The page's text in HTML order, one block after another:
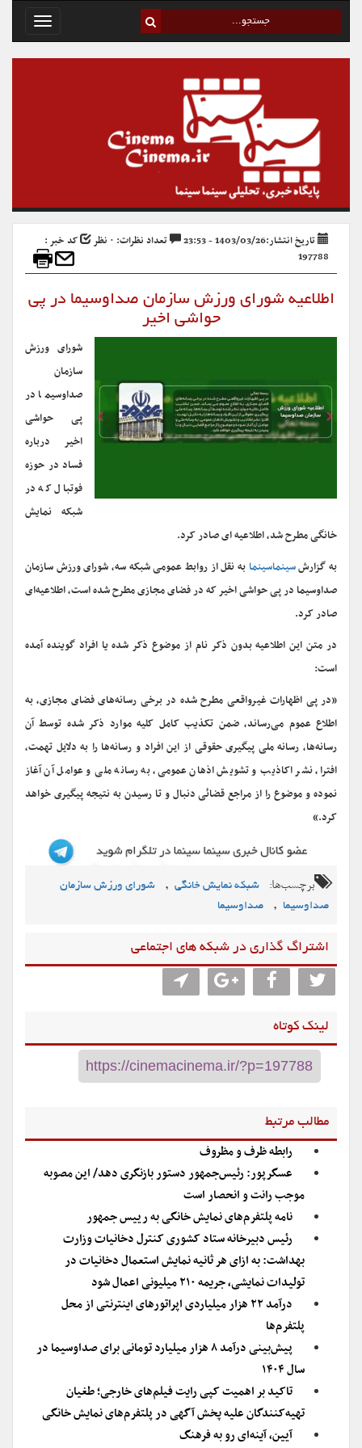
Toggle
تاریخ انتشار:1403/03/26 - 23:53 تعداد نظرات: ۰ نظر
کد خبر :
197788
اطلاعیه شورای ورزش سازمان صداوسیما در پی
حواشی اخیر
شورای ورزش
سازمان
صداوسیما در
پی حواشی
اخیر درباره
فساد در حوزه
فوتبال که در
شبکه نمایش
خانگی مطرح شد، اطلاعیه ای صادر کرد.
به گزارشسینماسینمابه نقل از روابط عمومی شبکه سه، شورای ورزش سازمان
صداوسیما در پی حواشی اخیر که در فضای مجازی مطرح شده است، اطلاعیه‌ای
صادر کرد.
در متن این اطلاعیه بدون ذکر نام از موضوع ذکر شده یا افراد گوینده آمده
است:
«در پی اظهارات غیرواقعی مطرح شده در برخی رسانه‌های فضای مجازی، به
اطلاع عموم می‌رساند، ضمن تکذیب کامل کلیه موارد ذکر شده توسط آن
رسانه‌ها، رسانه ملی پیگیری حقوقی از این افراد و رسانه‌ها را به دلایل تهمت،
افترا، نشر اکاذیب و تشویش اذهان عمومی، به رسانه ملی و عوامل آن آغاز
نموده و موضوع را از مراجع قضائی دنبال و تا رسیدن به نتیجه پیگیری خواهد
کرد.»
برچسب‌ها: شبکه نمایش خانگی ,
شورای ورزش سازمان
صداوسیما , صداوسیما
اشتراگ گذاری در شبکه های اجتماعی
لینک کوتاه
مطالب مرتبط
رابطه ظرف و مظروف
عسگرپور: رئیس‌جمهور دستور بازنگری دهد/ این مصوبه
موجب رانت و انحصار است
نامه پلتفرم‌های نمایش خانگی به رییس جمهور
رئیس دبیرخانه ستاد کشوری کنترل دخانیات وزارت
بهداشت: به ازای هر ثانیه نمایش استعمال دخانیات در
تولیدات نمایشی، جریمه ۲۱۰ میلیونی اعمال شود
درآمد ۲۲ هزار میلیاردی اپراتورهای اینترنتی از محل
پلتفرم‌ها
پیش‌بینی درآمد ۸ هزار میلیارد تومانی برای صداوسیما در
سال ۱۴۰۴
تاکید بر اهمیت کپی رایت فیلم‌های خارجی؛ طغیان
تهیه‌کنندگان علیه پخش آگهی در پلتفرم‌های نمایش خانگی
آیین، آینه‌ای رو به فرهنگ